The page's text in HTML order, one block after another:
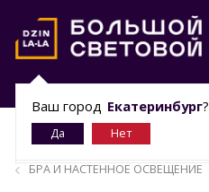
Ваш город Екатеринбург?
БРА И НАСТЕННОЕ ОСВЕЩЕНИЕ